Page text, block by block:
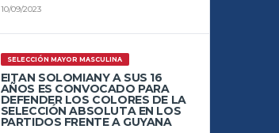
10/09/2023
SELECCIÓN MAYOR MASCULINA
EITAN SOLOMIANY A SUS 16
AÑOS ES CONVOCADO PARA
DEFENDER LOS COLORES DE LA
SELECCIÓN ABSOLUTA EN LOS
PARTIDOS FRENTE A GUYANA